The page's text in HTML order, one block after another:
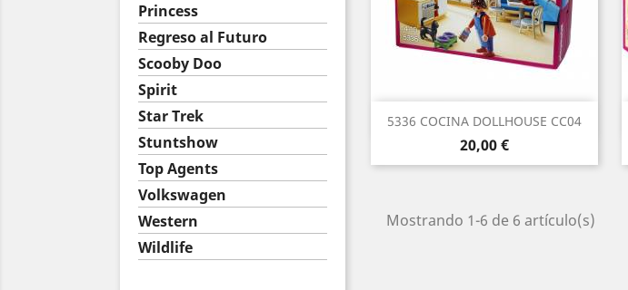
Princess
Regreso al Futuro
Scooby Doo
Spirit
Star Trek
Stuntshow
Top Agents
Volkswagen
Western
Wildlife
5336 COCINA DOLLHOUSE CC04
Precio
20,00 €
Vista rápida
Mostrando 1-6 de 6 artículo(s)